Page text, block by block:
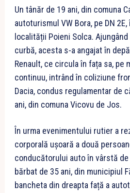
Un tânăr de 19 ani, din comuna
autoturismul VW Bora, pe DN
localității Poieni Solca.
curbă, acesta s-a angajat în
Renault, ce circula în fața sa, pe
continuu, intrând în coliziune
Dacia, condus regulamentar de
ani, din comuna Vicovu de Jos.
În urma evenimentului rutier a
corporală ușoară a două
conducătorului auto în vârstă de
bărbat de 35 ani, din municipiul
bancheta din dreapta față a